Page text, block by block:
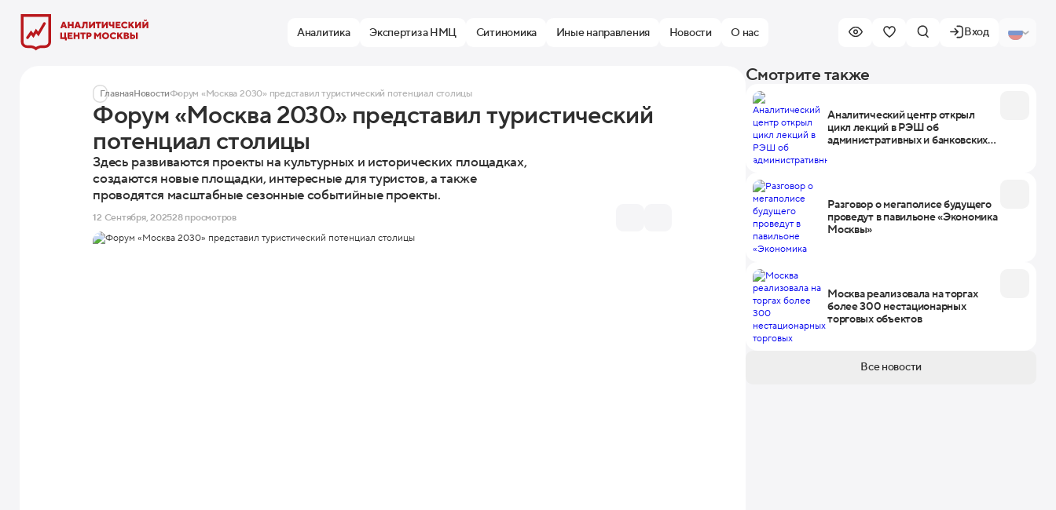
Аналитика Экспертиза НМЦ Ситиномика Иные направления Новости О нас Вход
ГлавнаяНовостиФорум «Москва 2030» представил туристический потенциал столицы
Форум «Москва 2030» представил туристический
потенциал столицы
Здесь развиваются проекты на культурных и исторических площадках,
создаются новые площадки, интересные для туристов, а также
проводятся масштабные сезонные событийные проекты.
12 Сентября, 202528 просмотров
Смотрите также
Аналитический центр открыл
цикл лекций в РЭШ об
административных и банковских
Разговор о мегаполисе будущего
проведут в павильоне «Экономика
Москвы»
Москва реализовала на торгах
более 300 нестационарных
торговых объектов
Все новости